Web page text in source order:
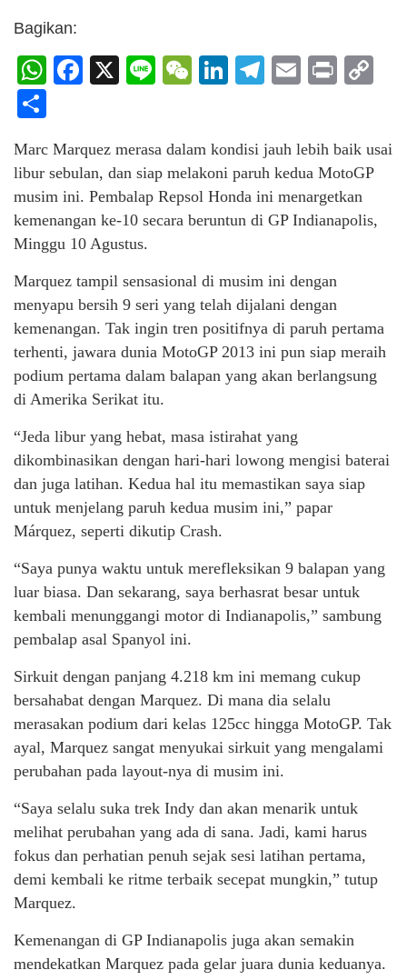
Bagikan:
WhatsApp
Facebook
X LineWeChat
LinkedIn
Telegram
Email
Print
Marc Marquez merasa dalam kondisi jauh lebih baik usai
libur sebulan, dan siap melakoni paruh kedua MotoGP
musim ini. Pembalap Repsol Honda ini menargetkan
kemenangan ke-10 secara beruntun di GP Indianapolis,
Minggu 10 Agustus.
Marquez tampil sensasional di musim ini dengan
menyapu bersih 9 seri yang telah dijalani dengan
kemenangan. Tak ingin tren positifnya di paruh pertama
terhenti, jawara dunia MotoGP 2013 ini pun siap meraih
podium pertama dalam balapan yang akan berlangsung
di Amerika Serikat itu.
“Jeda libur yang hebat, masa istirahat yang
dikombinasikan dengan hari-hari lowong mengisi baterai
dan juga latihan. Kedua hal itu memastikan saya siap
untuk menjelang paruh kedua musim ini,” papar
Márquez, seperti dikutip Crash.
“Saya punya waktu untuk merefleksikan 9 balapan yang
luar biasa. Dan sekarang, saya berhasrat besar untuk
kembali menunggangi motor di Indianapolis,” sambung
pembalap asal Spanyol ini.
Sirkuit dengan panjang 4.218 km ini memang cukup
bersahabat dengan Marquez. Di mana dia selalu
merasakan podium dari kelas 125cc hingga MotoGP. Tak
ayal, Marquez sangat menyukai sirkuit yang mengalami
perubahan pada layout-nya di musim ini.
“Saya selalu suka trek Indy dan akan menarik untuk
melihat perubahan yang ada di sana. Jadi, kami harus
fokus dan perhatian penuh sejak sesi latihan pertama,
demi kembali ke ritme terbaik secepat mungkin,” tutup
Marquez.
Kemenangan di GP Indianapolis juga akan semakin
mendekatkan Marquez pada gelar juara dunia keduanya.